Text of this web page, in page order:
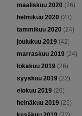
maaliskuu 2020 (26)
helmikuu 2020 (23)
tammikuu 2020 (24)
joulukuu 2019(42)
marraskuu 2019(24)
lokakuu 2019(26)
syyskuu 2019(22)
elokuu 2019(26)
heinäkuu 2019(25)